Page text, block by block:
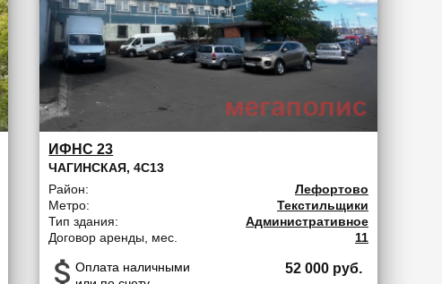
ИФНС 23
ЧАГИНСКАЯ, 4С13
Район:
Лефортово
Метро:
Текстильщики
Тип здания:
Административное
Договор аренды, мес.
11
Оплата наличными
52 000 руб.